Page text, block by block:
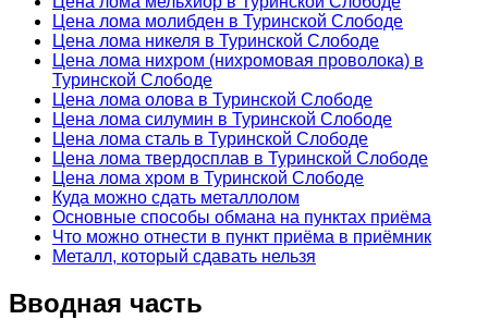
Цена лома молибден в Туринской Слободе
Цена лома никеля в Туринской Слободе
Цена лома нихром (нихромовая проволока) в
Туринской Слободе
Цена лома олова в Туринской Слободе
Цена лома силумин в Туринской Слободе
Цена лома сталь в Туринской Слободе
Цена лома твердосплав в Туринской Слободе
Цена лома хром в Туринской Слободе
Куда можно сдать металлолом
Основные способы обмана на пунктах приёма
Что можно отнести в пункт приёма в приёмник
Металл, который сдавать нельзя
Вводная часть